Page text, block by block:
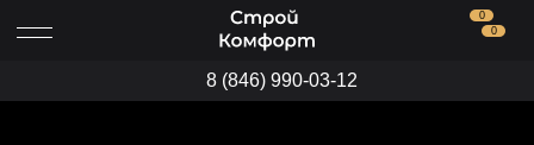
0
0
8 (846) 990-03-12